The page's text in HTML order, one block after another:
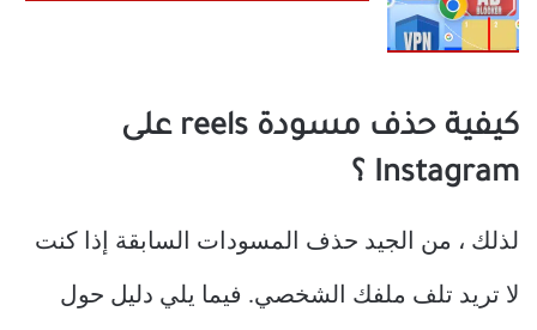
كيفية حذف مسودة reels على
Instagram ؟
لذلك ، من الجيد حذف المسودات السابقة إذا كنت
لا تريد تلف ملفك الشخصي. فيما يلي دليل حول